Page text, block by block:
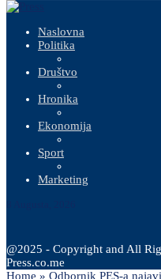
Naslovna
Politika
Društvo
Hronika
Ekonomija
Sport
Marketing
@2025 - Copyright and All
Press.co.me
Home » Odbornik PES-a